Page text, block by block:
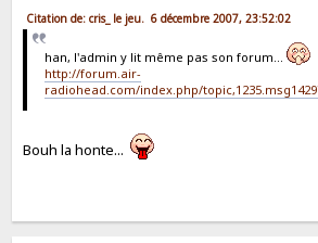
Citation de: cris_ le jeu. 6 décembre 2007, 23:52:02
han, l'admin y lit même pas son forum...
http://forum.air-
radiohead.com/index.php/
Bouh la honte...